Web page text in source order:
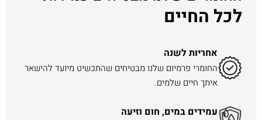
לכל החיים
אחריות לשנה
החומרי פרמיום שלנו מבטיחים שהתכשיט מיועד להישאר
איתך חיים שלמים.
עמידים במים, חום וזיעה